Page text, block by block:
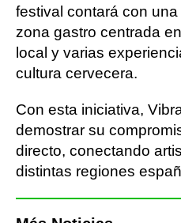
festival contará con
zona gastro centrada
local y varias
cultura cervecera.
Con esta iniciativa,
demostrar su
directo, conectando
distintas regiones